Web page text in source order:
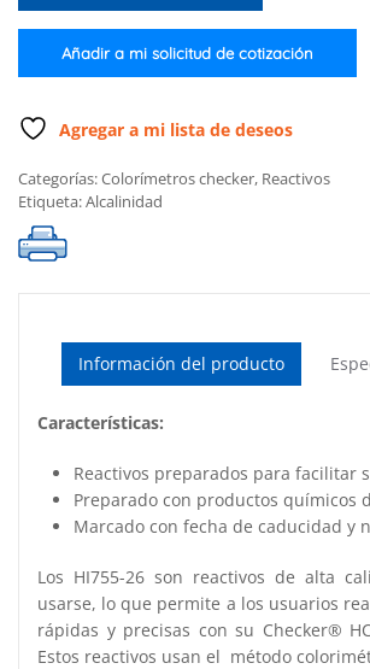
(25
cantidad
Añadir a mi solicitud de cotización
Agregar a mi lista de deseos
Categorías:Colorímetros checker, Reactivos
Etiqueta:Alcalinidad
Información del producto
Características:
Reactivos preparados para facilitar
Preparado con productos químicos
Marcado con fecha de caducidad y
Los HI755-26 son reactivos de alta
usarse, lo que permite a los usuarios
rápidas y precisas con su Checker®
Estos reactivos usan el método